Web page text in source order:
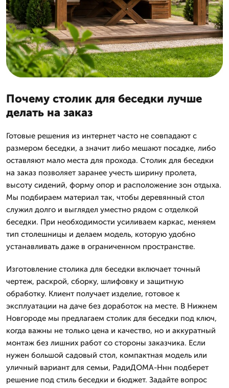
Почему столик для беседки лучше
делать на заказ
Готовые решения из интернет часто не совпадают с
размером беседки, а значит либо мешают посадке, либо
оставляют мало места для прохода. Столик для беседки
на заказ позволяет заранее учесть ширину пролета,
высоту сидений, форму опор и расположение зон отдыха.
Мы подбираем материал так, чтобы деревянный стол
служил долго и выглядел уместно рядом с отделкой
беседки. При необходимости усиливаем каркас, меняем
тип столешницы и делаем модель, которую удобно
устанавливать даже в ограниченном пространстве.
Изготовление столика для беседки включает точный
чертеж, раскрой, сборку, шлифовку и защитную
обработку. Клиент получает изделие, готовое к
эксплуатации на даче без доработок на месте. В Нижнем
Новгороде мы предлагаем столик для беседки под ключ,
когда важны не только цена и качество, но и аккуратный
монтаж без лишних работ со стороны заказчика. Если
нужен большой садовый стол, компактная модель или
уличный вариант для семьи, РадиДОМА-Ннн подберет
решение под стиль беседки и бюджет. Задайте вопрос